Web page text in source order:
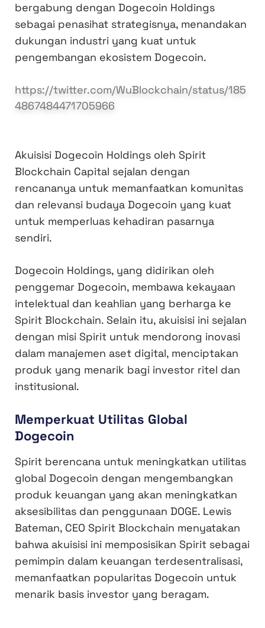
bergabung dengan Dogecoin Holdings
sebagai penasihat strategisnya, menandakan
dukungan industri yang kuat untuk
pengembangan ekosistem Dogecoin.
https://twitter.com/WuBlockchain/status/185
4867484471705966
Akuisisi Dogecoin Holdings oleh Spirit
Blockchain Capital sejalan dengan
rencananya untuk memanfaatkan komunitas
dan relevansi budaya Dogecoin yang kuat
untuk memperluas kehadiran pasarnya
sendiri.
Dogecoin Holdings, yang didirikan oleh
penggemar Dogecoin, membawa kekayaan
intelektual dan keahlian yang berharga ke
Spirit Blockchain. Selain itu, akuisisi ini sejalan
dengan misi Spirit untuk mendorong inovasi
dalam manajemen aset digital, menciptakan
produk yang menarik bagi investor ritel dan
institusional.
Memperkuat Utilitas Global
Dogecoin
Spirit berencana untuk meningkatkan utilitas
global Dogecoin dengan mengembangkan
produk keuangan yang akan meningkatkan
aksesibilitas dan penggunaan DOGE. Lewis
Bateman, CEO Spirit Blockchain menyatakan
bahwa akuisisi ini memposisikan Spirit sebagai
pemimpin dalam keuangan terdesentralisasi,
memanfaatkan popularitas Dogecoin untuk
menarik basis investor yang beragam.